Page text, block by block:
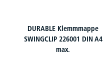
DURABLE Klemmmappe
SWINGCLIP 226001 DIN A4
max.